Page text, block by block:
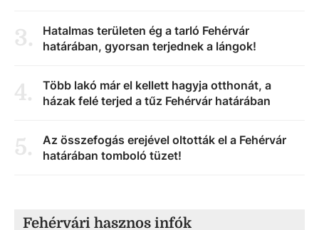
3.
Hatalmas területen ég a tarló Fehérvár
határában, gyorsan terjednek a lángok!
4.
Több lakó már el kellett hagyja otthonát, a
házak felé terjed a tűz Fehérvár határában
5.
Az összefogás erejével oltották el a Fehérvár
határában tomboló tüzet!
Fehérvári hasznos infók